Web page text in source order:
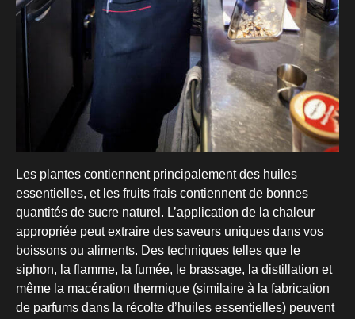
Les plantes contiennent principalement des huiles
essentielles, et les fruits frais contiennent de bonnes
quantités de sucre naturel. L’application de la chaleur
appropriée peut extraire des saveurs uniques dans vos
boissons ou aliments. Des techniques telles que le
siphon, la flamme, la fumée, le brassage, la distillation et
même la macération thermique (similaire à la fabrication
de parfums dans la récolte d’huiles essentielles) peuvent